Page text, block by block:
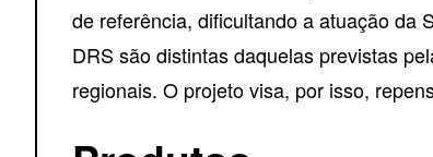
de referência, dificultando a atuação da
DRS são distintas daquelas previstas
regionais. O projeto visa, por isso,